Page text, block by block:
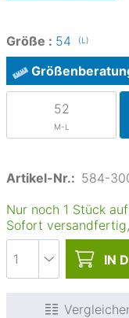
Größe : 54 (L)
52
M-L
Artikel-Nr.: 584-
Nur noch 1 Stück
Sofort
IN